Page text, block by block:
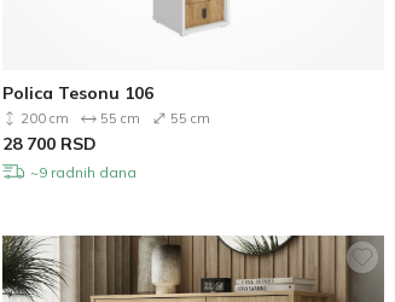
Polica Tesonu 106
200 cm 55 cm 55 cm
28 700 RSD
~9 radnih dana